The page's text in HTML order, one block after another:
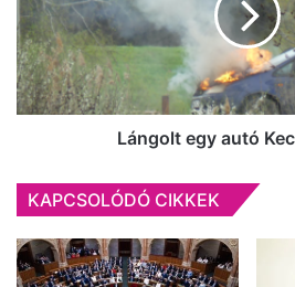
Lángolt egy autó
KAPCSOLÓDÓ CIKKEK